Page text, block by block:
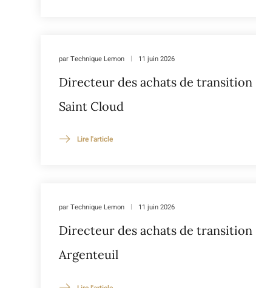
parTechnique Lemon 11 juin 2026
Directeur des achats de transition
Saint Cloud
Lire l'article
parTechnique Lemon 11 juin 2026
Directeur des achats de transition
Argenteuil